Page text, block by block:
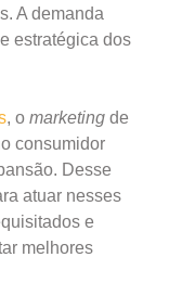
A demanda
estratégica dos
, o marketing de
consumidor
Desse
atuar nesses
e
melhores